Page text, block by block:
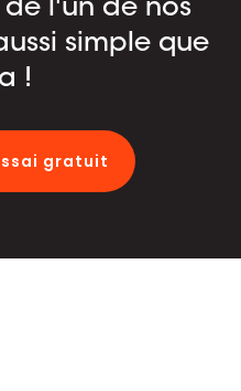
de l'un de nos
simple que
!
gratuit